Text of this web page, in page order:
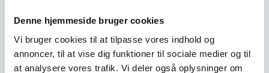
Denne hjemmeside bruger cookies
Vi bruger cookies til at tilpasse vores indhold og
annoncer, til at vise dig funktioner til sociale medier og til
at analysere vores trafik. Vi deler også oplysninger om
Adlon3 Knivmagnet af
Enebærtræ – 40 cm.
Denne knivmagnet fra Adlon3 er